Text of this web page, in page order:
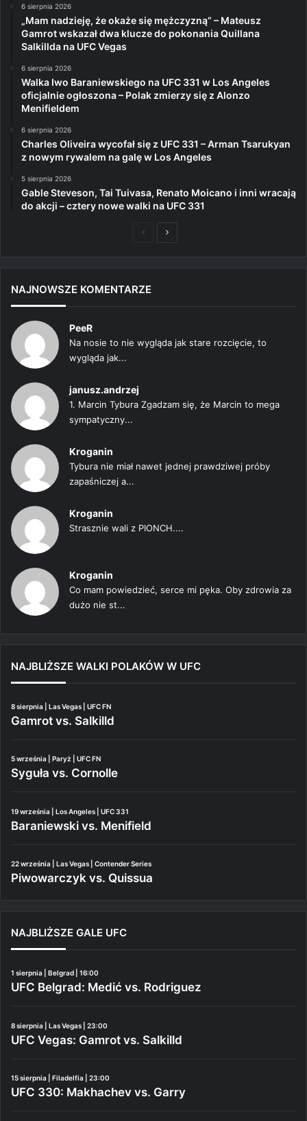
6 sierpnia 2026
„Mam nadzieję, że okaże się mężczyzną” – Mateusz
Gamrot wskazał dwa klucze do pokonania Quillana
Salkillda na UFC Vegas
6 sierpnia 2026
Walka Iwo Baraniewskiego na UFC 331 w Los Angeles
oficjalnie ogłoszona – Polak zmierzy się z Alonzo
Menifieldem
6 sierpnia 2026
Charles Oliveira wycofał się z UFC 331 – Arman Tsarukyan
z nowym rywalem na galę w Los Angeles
5 sierpnia 2026
Gable Steveson, Tai Tuivasa, Renato Moicano i inni wracają
do akcji – cztery nowe walki na UFC 331
PoprzedniaNastępna
NAJNOWSZE KOMENTARZE
PeeR
Na nosie to nie wygląda jak stare rozcięcie, to
wygląda jak...
janusz.andrzej
1. Marcin Tybura Zgadzam się, że Marcin to mega
sympatyczny...
Kroganin
Tybura nie miał nawet jednej prawdziwej próby
zapaśniczej a...
Kroganin
Strasznie wali z PIONCH....
Kroganin
Co mam powiedzieć, serce mi pęka. Oby zdrowia za
dużo nie st...
NAJBLIŻSZE WALKI POLAKÓW W UFC
8 sierpnia | Las Vegas | UFC FN
Gamrot vs. Salkilld
5 września | Paryż | UFC FN
Syguła vs. Cornolle
19 września | Los Angeles | UFC 331
Baraniewski vs. Menifield
22 września | Las Vegas | Contender Series
Piwowarczyk vs. Quissua
NAJBLIŻSZE GALE UFC
1 sierpnia | Belgrad | 16:00
UFC Belgrad: Medić vs. Rodriguez
8 sierpnia | Las Vegas | 23:00
UFC Vegas: Gamrot vs. Salkilld
15 sierpnia | Filadelfia | 23:00
UFC 330: Makhachev vs. Garry